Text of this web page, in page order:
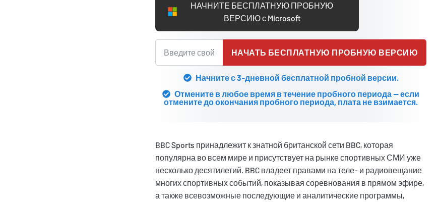
НАЧНИТЕ БЕСПЛАТНУЮ ПРОБНУЮ
ВЕРСИЮ с Microsoft
НАЧАТЬ БЕСПЛАТНУЮ ПРОБНУЮ ВЕРСИЮ
Начните с 3-дневной бесплатной пробной версии.
Отмените в любое время в течение пробного периода — если
отмените до окончания пробного периода, плата не взимается.
BBC Sports принадлежит к знатной британской сети BBC, которая
популярна во всем мире и присутствует на рынке спортивных СМИ уже
несколько десятилетий. BBC владеет правами на теле- и радиовещание
многих спортивных событий, показывая соревнования в прямом эфире,
а также всевозможные последующие и аналитические программы,